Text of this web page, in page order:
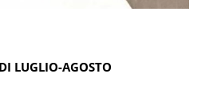
LUGLIO-AGOSTO